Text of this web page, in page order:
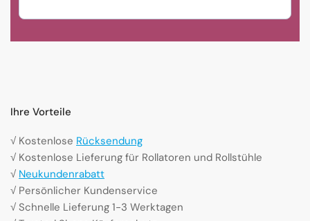
Ihre Vorteile
√ Kostenlose Rücksendung
√ Kostenlose Lieferung für Rollatoren und Rollstühle
√ Neukundenrabatt
√ Persönlicher Kundenservice
√ Schnelle Lieferung 1-3 Werktagen